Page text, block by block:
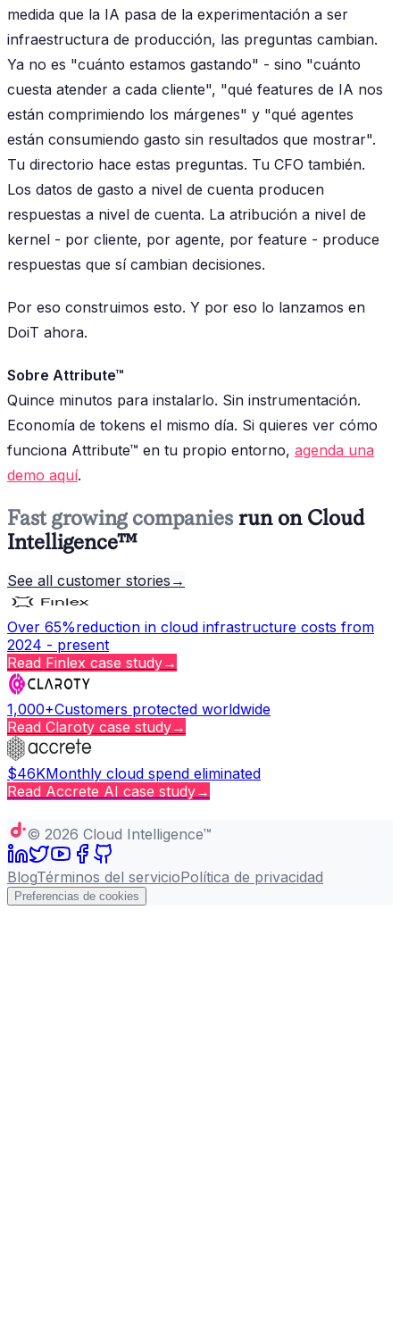
medida que la IA pasa de la experimentación a ser
infraestructura de producción, las preguntas cambian.
Ya no es "cuánto estamos gastando" - sino "cuánto
cuesta atender a cada cliente", "qué features de IA nos
están comprimiendo los márgenes" y "qué agentes
están consumiendo gasto sin resultados que mostrar".
Tu directorio hace estas preguntas. Tu CFO también.
Los datos de gasto a nivel de cuenta producen
respuestas a nivel de cuenta. La atribución a nivel de
kernel - por cliente, por agente, por feature - produce
respuestas que sí cambian decisiones.
Por eso construimos esto. Y por eso lo lanzamos en
DoiT ahora.
Sobre Attribute™
Quince minutos para instalarlo. Sin instrumentación.
Economía de tokens el mismo día. Si quieres ver cómo
funciona Attribute™ en tu propio entorno, agenda una
demo aquí.
Fast growing companies run on Cloud
Intelligence™
See all customer stories →
Over 65%reduction in cloud infrastructure costs from
2024 - present
Read Finlex case study→
1,000+Customers protected worldwide
Read Claroty case study→
$46KMonthly cloud spend eliminated
Read Accrete AI case study→
© 2026 Cloud Intelligence™
BlogTérminos del servicioPolítica de privacidad
Preferencias de cookies